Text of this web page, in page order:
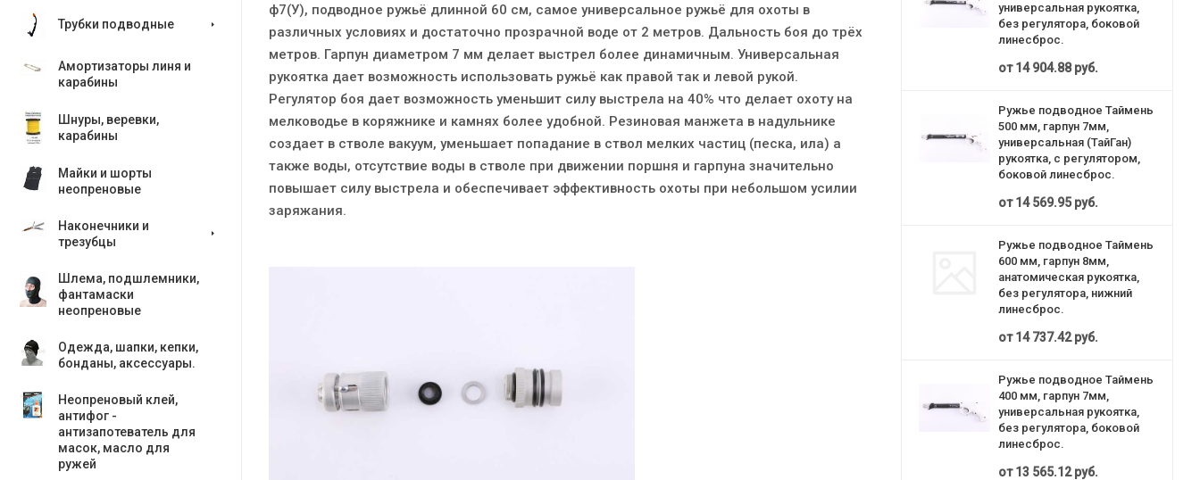
Трубки подводные
Амортизаторы линя и
карабины
Шнуры, веревки,
карабины
Майки и шорты
неопреновые
Наконечники и
трезубцы
Шлема, подшлемники,
фантамаски
неопреновые
Одежда, шапки, кепки,
бонданы, аксесcуары.
Неопреновый клей,
антифог -
антизапотеватель для
масок, масло для
ружей
ф7(У), подводное ружьё длинной 60 см, самое универсальное ружьё для охоты в
различных условиях и достаточно прозрачной воде от 2 метров. Дальность боя до трёх
метров. Гарпун диаметром 7 мм делает выстрел более динамичным. Универсальная
рукоятка дает возможность использовать ружьё как правой так и левой рукой.
Регулятор боя дает возможность уменьшит силу выстрела на 40% что делает охоту на
мелководье в коряжнике и камнях более удобной. Резиновая манжета в надульнике
создает в стволе вакуум, уменьшает попадание в ствол мелких частиц (песка, ила) а
также воды, отсутствие воды в стволе при движении поршня и гарпуна значительно
повышает силу выстрела и обеспечивает эффективность охоты при небольшом усилии
заряжания.
универсальная рукоятка,
без регулятора, боковой
линесброс.
от14 904.88 руб.
Ружье подводное Таймень
500 мм, гарпун 7мм,
универсальная (ТайГан)
рукоятка, с регулятором,
боковой линесброс.
от14 569.95 руб.
Ружье подводное Таймень
600 мм, гарпун 8мм,
анатомическая рукоятка,
без регулятора, нижний
линесброс.
от14 737.42 руб.
Ружье подводное Таймень
400 мм, гарпун 7мм,
универсальная рукоятка,
без регулятора, боковой
линесброс.
от13 565.12 руб.